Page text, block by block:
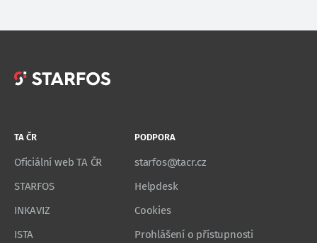
TA ČR
Oficiální web TA ČR
STARFOS
INKAVIZ
ISTA
PODPORA
starfos@tacr.cz
Helpdesk
Cookies
Prohlášení o přístupnosti